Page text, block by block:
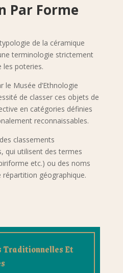
Par Forme
de la céramique
terminologie strictement
les poteries.
le Musée d’Ethnologie
de classer ces objets de
en catégories définies
reconnaissables.
classements
qui utilisent des termes
etc.) ou des noms
répartition géographique.
Traditionnelles Et